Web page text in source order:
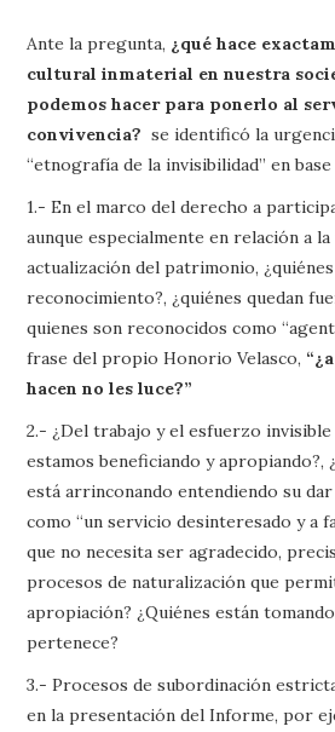
Ante la pregunta, ¿qué hace
cultural inmaterial en nuestra
podemos hacer para ponerlo al
convivencia? se identificó la
“etnografía de la invisibilidad” en
1.- En el marco del derecho a
aunque especialmente en relación a
actualización del patrimonio,
reconocimiento?, ¿quiénes quedan
quienes son reconocidos como
frase del propio Honorio Velasco,
hacen no les luce?”
2.- ¿Del trabajo y el esfuerzo invisible
estamos beneficiando y apropiando?,
está arrinconando entendiendo su
como “un servicio desinteresado y a
que no necesita ser agradecido,
procesos de naturalización que
apropiación? ¿Quiénes están
pertenece?
3.- Procesos de subordinación
en la presentación del Informe, por